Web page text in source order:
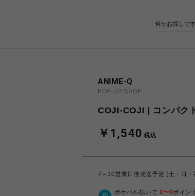
ANIME-Q
POP-UP SHOP
COJI-COJI | コンパク
￥1,540 税込
7～10営業日後発送予定 (土・日・
ポケパル払いで 0〜0ポイン